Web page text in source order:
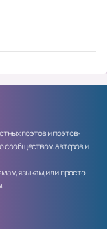
поэтов и поэтов-
сообществом авторов и
языкам, или просто